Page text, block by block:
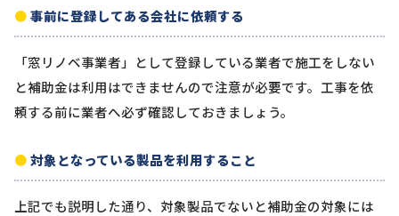
事前に登録してある会社に依頼する
「窓リノベ事業者」として登録している業者で施工をしない
と補助金は利用はできませんので注意が必要です。工事を依
頼する前に業者へ必ず確認しておきましょう。
対象となっている製品を利用すること
上記でも説明した通り、対象製品でないと補助金の対象には